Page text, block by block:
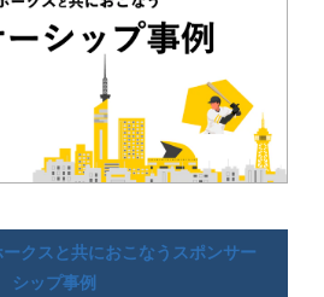
クスと共におこなうスポンサー
シップ事例